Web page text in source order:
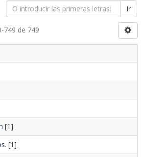
Ir
749 de 749
[1]
[1]